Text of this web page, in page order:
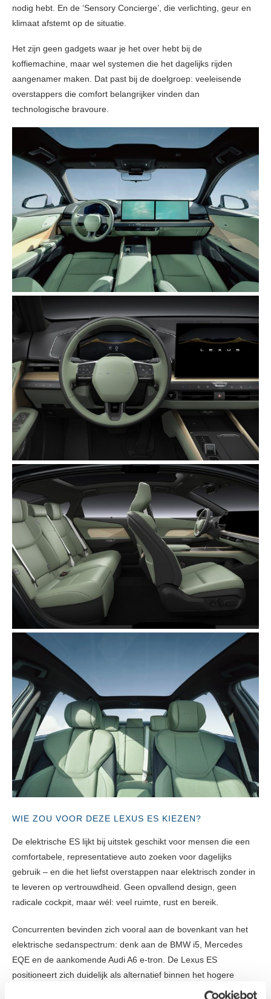
nodig hebt. En de ‘Sensory Concierge’, die verlichting, geur en
klimaat afstemt op de situatie.
Het zijn geen gadgets waar je het over hebt bij de
koffiemachine, maar wel systemen die het dagelijks rijden
aangenamer maken. Dat past bij de doelgroep: veeleisende
overstappers die comfort belangrijker vinden dan
technologische bravoure.
WIE ZOU VOOR DEZE LEXUS ES KIEZEN?
De elektrische ES lijkt bij uitstek geschikt voor mensen die een
comfortabele, representatieve auto zoeken voor dagelijks
gebruik – en die het liefst overstappen naar elektrisch zonder in
te leveren op vertrouwdheid. Geen opvallend design, geen
radicale cockpit, maar wél: veel ruimte, rust en bereik.
Concurrenten bevinden zich vooral aan de bovenkant van het
elektrische sedanspectrum: denk aan de BMW i5, Mercedes
EQE en de aankomende Audi A6 e-tron. De Lexus ES
positioneert zich duidelijk als alternatief binnen het hogere
middensegment – met een minder uitgesproken uitstraling,